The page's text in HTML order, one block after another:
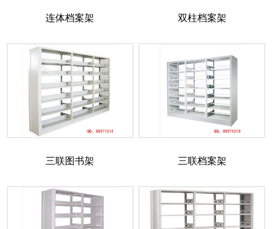
连体档案架 双柱档案架
三联图书架 三联档案架